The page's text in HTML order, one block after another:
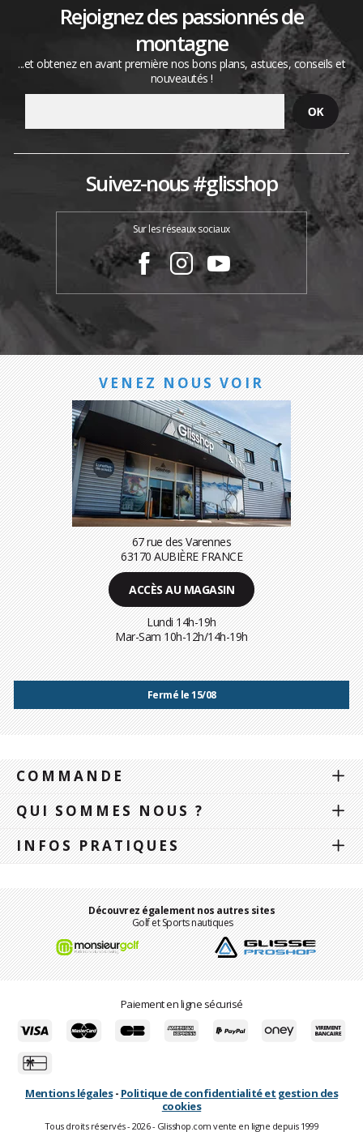
Rejoignez des passionnés de
montagne
...et obtenez en avant première nos bons plans, astuces, conseils et
nouveautés !
Suivez-nous #glisshop
Sur les réseaux sociaux
VENEZ NOUS VOIR
67 rue des Varennes
63170 AUBIÈRE FRANCE
ACCÈS AU MAGASIN
Lundi 14h-19h
Mar-Sam 10h-12h/14h-19h
Fermé le 15/08
COMMANDE
QUI SOMMES NOUS ?
INFOS PRATIQUES
Découvrez également nos autres sites
Golf et Sports nautiques
Paiement en ligne sécurisé
Mentions légales- Politique de confidentialité et gestion des
cookies
Tous droits réservés - 2026 - Glisshop.com vente en ligne depuis 1999